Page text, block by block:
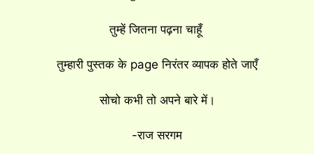
तुम्हें जितना पढ़ना चाहूँ
तुम्हारी पुस्तक के page निरंतर व्यापक होते जाएँ
सोचो कभी तो अपने बारे में।
-राज सरगम